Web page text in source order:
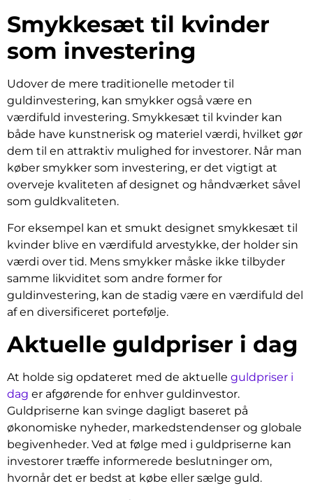
Smykkesæt til kvinder
som investering
Udover de mere traditionelle metoder til
guldinvestering, kan smykker også være en
værdifuld investering. Smykkesæt til kvinder kan
både have kunstnerisk og materiel værdi, hvilket gør
dem til en attraktiv mulighed for investorer. Når man
køber smykker som investering, er det vigtigt at
overveje kvaliteten af designet og håndværket såvel
som guldkvaliteten.
For eksempel kan et smukt designet smykkesæt til
kvinder blive en værdifuld arvestykke, der holder sin
værdi over tid. Mens smykker måske ikke tilbyder
samme likviditet som andre former for
guldinvestering, kan de stadig være en værdifuld del
af en diversificeret portefølje.
Aktuelle guldpriser i dag
At holde sig opdateret med de aktuelle guldpriser i
dag er afgørende for enhver guldinvestor.
Guldpriserne kan svinge dagligt baseret på
økonomiske nyheder, markedstendenser og globale
begivenheder. Ved at følge med i guldpriserne kan
investorer træffe informerede beslutninger om,
hvornår det er bedst at købe eller sælge guld.